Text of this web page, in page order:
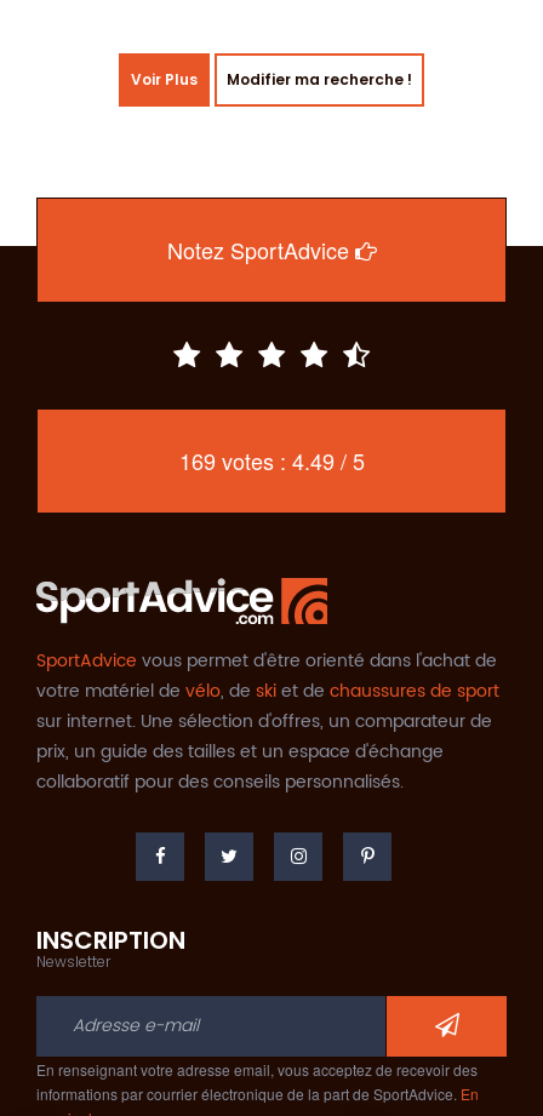
Voir Plus Modifier ma recherche !
Notez SportAdvice
169 votes : 4.49 / 5
SportAdvice vous permet d'être orienté dans l'achat de
votre matériel de vélo, de skiet de chaussures de sport
sur internet. Une sélection d'offres, un comparateur de
prix, un guide des tailles et un espace d'échange
collaboratif pour des conseils personnalisés.
INSCRIPTION
Newsletter
En renseignant votre adresse email, vous acceptez de recevoir des
informations par courrier électronique de la part de SportAdvice. En